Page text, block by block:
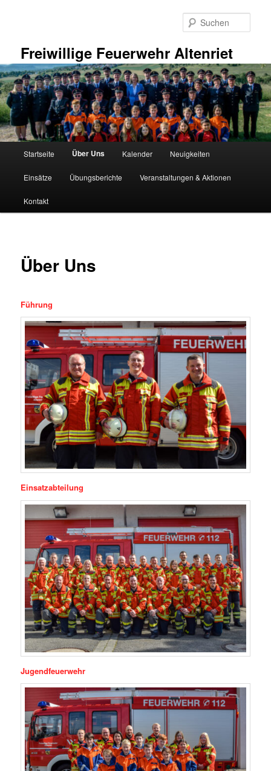
Freiwillige Feuerwehr Altenriet
Startseite Über Uns Kalender Neuigkeiten
Einsätze Übungsberichte Veranstaltungen & Aktionen
Kontakt
Über Uns
Führung
Einsatzabteilung
Jugendfeuerwehr